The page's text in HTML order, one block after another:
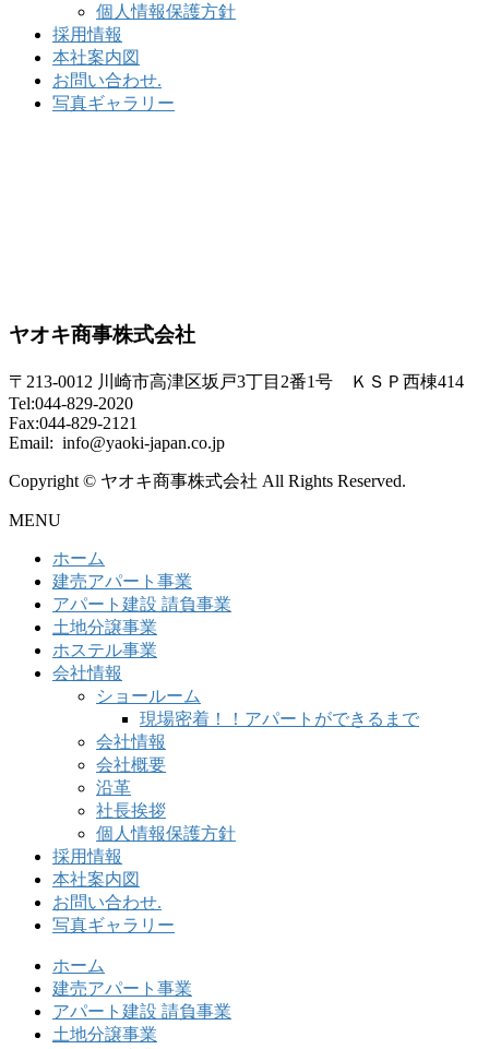
個人情報保護方針
採用情報
本社案内図
お問い合わせ.
写真ギャラリー
ヤオキ商事株式会社
〒213-0012 川崎市高津区坂戸3丁目2番1号 ＫＳＰ西棟414
Tel:044-829-2020
Fax:044-829-2121
Email: info@yaoki-japan.co.jp
Copyright © ヤオキ商事株式会社 All Rights Reserved.
MENU
ホーム
建売アパート事業
アパート建設 請負事業
土地分譲事業
ホステル事業
会社情報
ショールーム
現場密着！！アパートができるまで
会社情報
会社概要
沿革
社長挨拶
個人情報保護方針
採用情報
本社案内図
お問い合わせ.
写真ギャラリー
ホーム
建売アパート事業
アパート建設 請負事業
土地分譲事業